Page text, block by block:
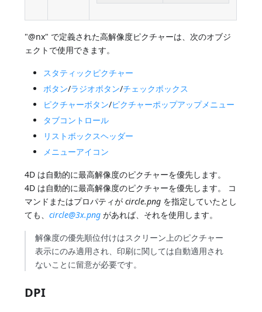
"@nx" で定義された高解像度ピクチャーは、次のオブジ
ェクトで使用できます。
スタティックピクチャー
ボタン/ラジオボタン/チェックボックス
ピクチャーボタン/ピクチャーポップアップメニュー
タブコントロール
リストボックスヘッダー
メニューアイコン
4D は自動的に最高解像度のピクチャーを優先します。
4D は自動的に最高解像度のピクチャーを優先します。 コ
マンドまたはプロパティがcircle.png を指定していたとし
ても、circle@3x.png があれば、それを使用します。
解像度の優先順位付けはスクリーン上のピクチャー
表示にのみ適用され、印刷に関しては自動適用され
ないことに留意が必要です。
DPI